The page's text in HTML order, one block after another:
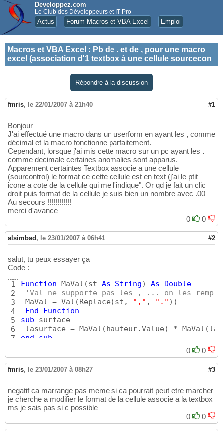
Developpez.com
Le Club des Développeurs et IT Pro
Actus Forum Macros et VBA Excel Emploi
Macros et VBA Excel : Pb de . et de , pour une macro
excel (association d'1 textbox à une cellule sourcecon
Répondre à la discussion
fmris, le 22/01/2007 à 21h40 #1
Bonjour
J'ai effectué une macro dans un userform en ayant les , comme
décimal et la macro fonctionne parfaitement.
Cependant, lorsque j'ai mis cette macro sur un pc ayant les .
comme decimale certaines anomalies sont apparus.
Apparement certaintes Textbox associe a une cellule
(sourcontrol) le format ce cette cellule est en text (j'ai le ptit
icone a cote de la cellule qui me l'indique". Or qd je fait un clic
droit puis format de la cellule je suis bien un nombre avec .00
Au secours !!!!!!!!!!!!
merci d'avance
0
0
alsimbad , le 23/01/2007 à 06h41 #2
salut, tu peux essayer ça
Code :
1
2
3
4
5
6
7
Function MaVal (st As String) As
Double
'Val ne supporte pas les , ... on les
MaVal = Val ( Replace (st, "," , "." ) )
End
Function
sub surface
lasurface = MaVal ( hauteur.Value) * MaVal (
end
sub
0 0
fmris, le 23/01/2007 à 08h27 #3
negatif ca marrange pas meme si ca pourrait peut etre marcher
je cherche a modifier le format de la cellule associe a la textbox
ms je sais pas si c possible
0
0